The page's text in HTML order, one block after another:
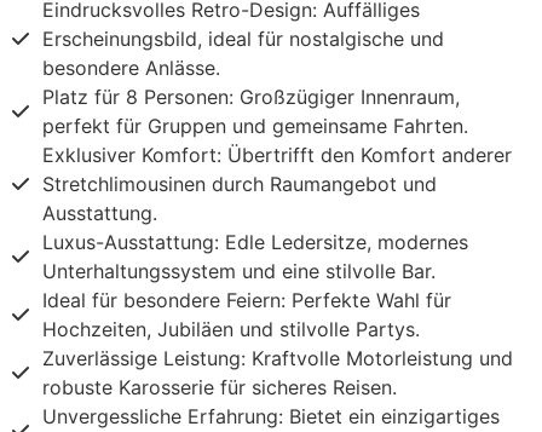
Eindrucksvolles Retro-Design: Auffälliges
Erscheinungsbild, ideal für nostalgische und
besondere Anlässe.
Platz für 8 Personen: Großzügiger Innenraum,
perfekt für Gruppen und gemeinsame Fahrten.
Exklusiver Komfort: Übertrifft den Komfort anderer
Stretchlimousinen durch Raumangebot und
Ausstattung.
Luxus-Ausstattung: Edle Ledersitze, modernes
Unterhaltungssystem und eine stilvolle Bar.
Ideal für besondere Feiern: Perfekte Wahl für
Hochzeiten, Jubiläen und stilvolle Partys.
Zuverlässige Leistung: Kraftvolle Motorleistung und
robuste Karosserie für sicheres Reisen.
Unvergessliche Erfahrung: Bietet ein einzigartiges